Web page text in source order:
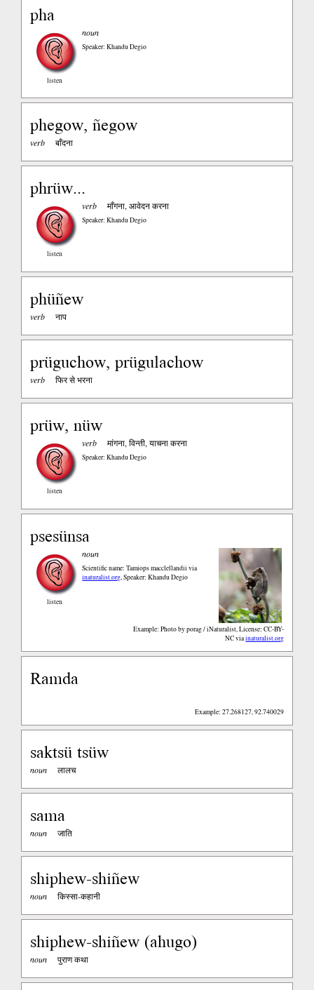
pha
listen
noun
Speaker: Khandu Degio
phegow, ñegow
verb बाँदना
phrüw...
listen
verb माँगना, आवेदन करना
Speaker: Khandu Degio
phüñew
verb नाप
prüguchow, prügulachow
verb फिर से भरना
prüw, nüw
listen
verb मांगना, विन्ती, याचना करना
Speaker: Khandu Degio
psesünsa
listen
noun
Example: Photo by porag / iNaturalist, License: CC-BY-
NCviainaturalist.org
Scientific name: Tamiops macclellandiivia
inaturalist.org,Speaker: Khandu Degio
Ramda
Example: 27.268127, 92.740029
saktsü tsüw
noun लालच
sama
noun जाति
shiphew-shiñew
noun किस्सा-कहानी
shiphew-shiñew (ahugo)
noun पुराण कथा